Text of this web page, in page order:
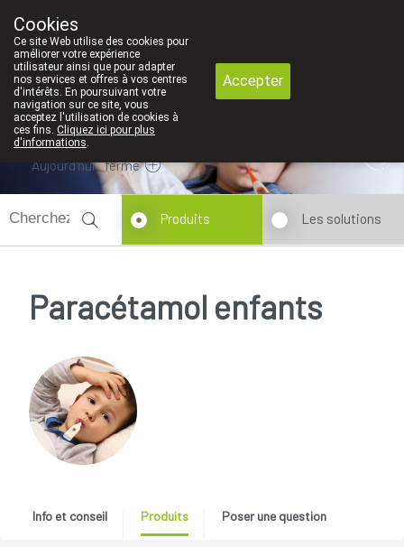
Le contat personel est pour nous un très grand valeur.
Aujourd'hui fermé
Produits Les solutions
Paracétamol enfants
Info et conseil Produits Poser une question
Cookies
Ce site Web utilise des cookies pour
améliorer votre expérience
utilisateur ainsi que pour adapter
nos services et offres à vos centres
d'intérêts. En poursuivant votre
navigation sur ce site, vous
acceptez l'utilisation de cookies à
ces fins. Cliquez ici pour plus
d'informations.
Accepter